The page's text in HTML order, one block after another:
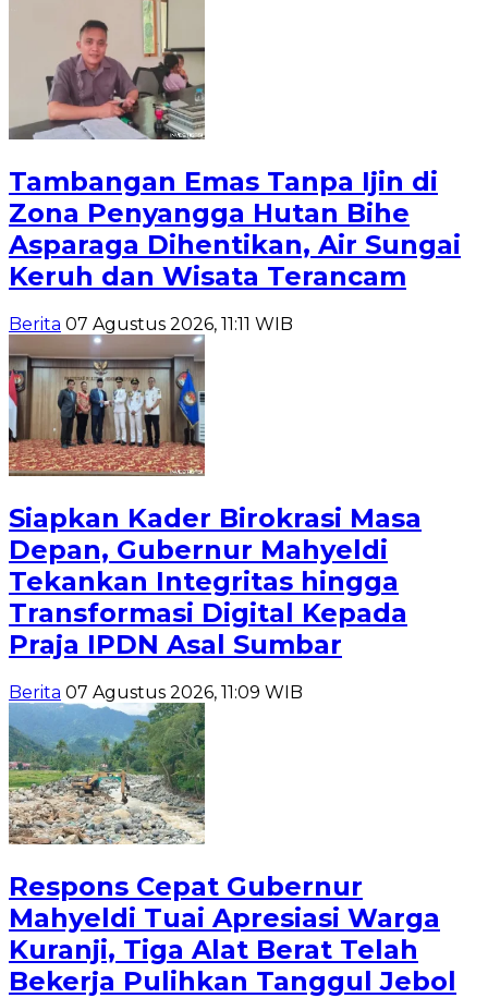
Tambangan Emas Tanpa Ijin di
Zona Penyangga Hutan Bihe
Asparaga Dihentikan, Air Sungai
Keruh dan Wisata Terancam
Berita 07 Agustus 2026, 11:11 WIB
Siapkan Kader Birokrasi Masa
Depan, Gubernur Mahyeldi
Tekankan Integritas hingga
Transformasi Digital Kepada
Praja IPDN Asal Sumbar
Berita 07 Agustus 2026, 11:09 WIB
Respons Cepat Gubernur
Mahyeldi Tuai Apresiasi Warga
Kuranji, Tiga Alat Berat Telah
Bekerja Pulihkan Tanggul Jebol